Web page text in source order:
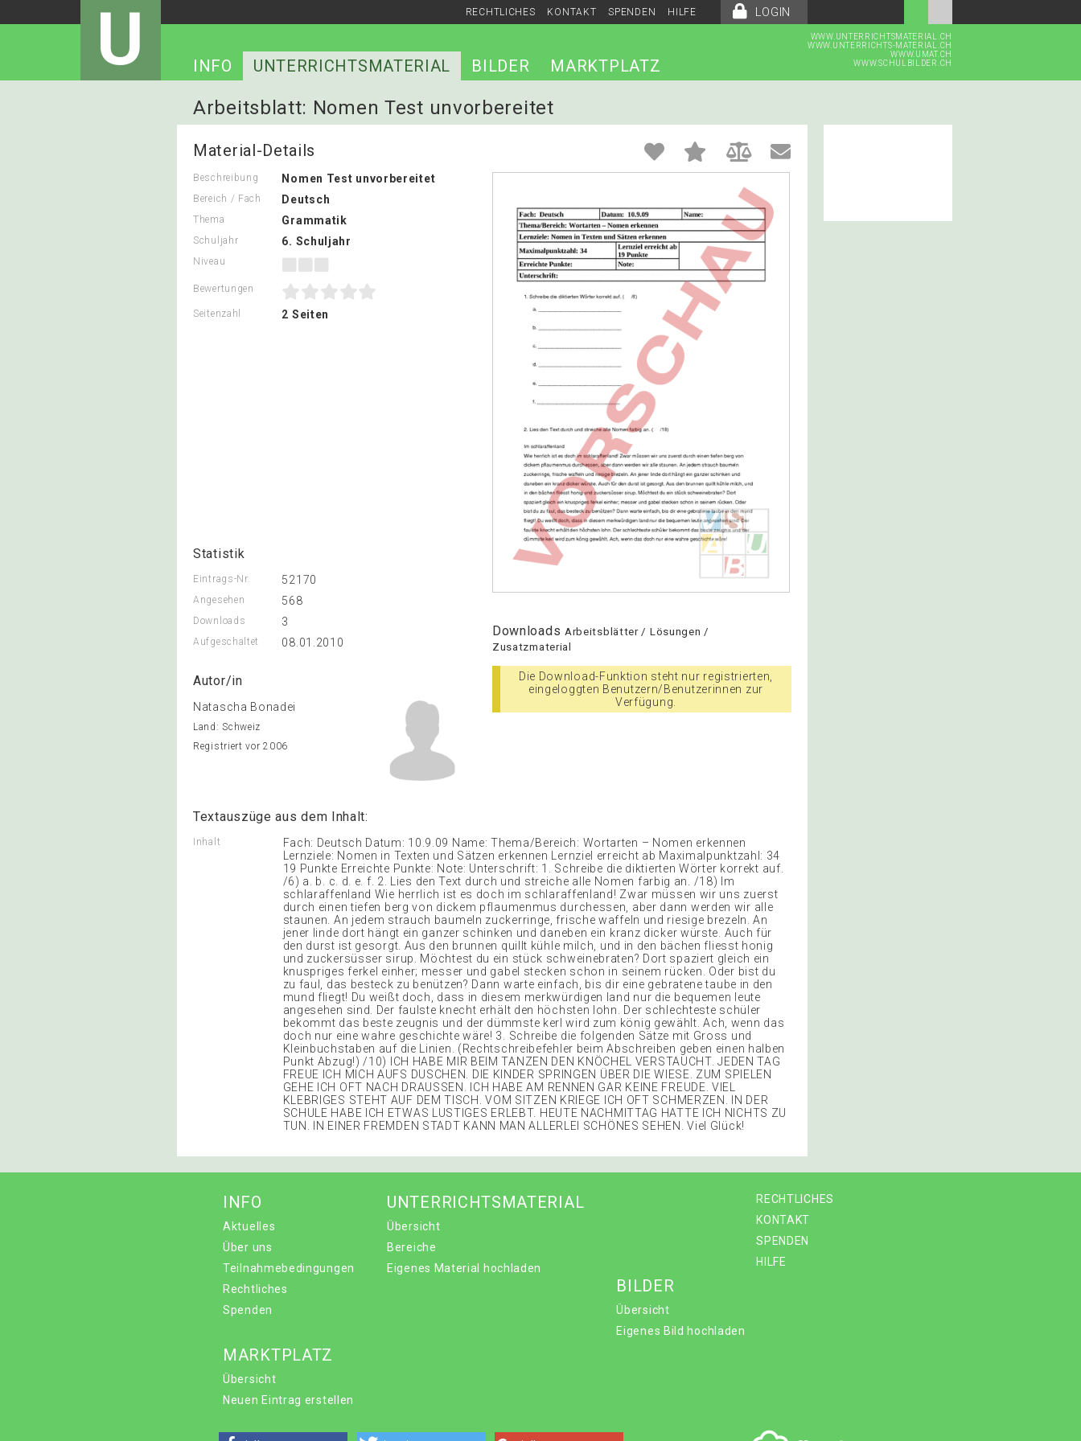
LOGIN
RECHTLICHES KONTAKT SPENDEN HILFE
U
WWW.UNTERRICHTSMATERIAL.CH
WWW.UNTERRICHTS-MATERIAL.CH
WWW.UMAT.CH
WWW.SCHULBILDER.CH
INFO UNTERRICHTSMATERIAL BILDER MARKTPLATZ
Arbeitsblatt: Nomen Test unvorbereitet
Material-Details
Beschreibung Nomen Test unvorbereitet
Bereich / Fach Deutsch
Thema Grammatik
Schuljahr 6. Schuljahr
Niveau
Bewertungen
Seitenzahl 2 Seiten
Statistik
Eintrags-Nr. 52170
Angesehen 568
Downloads 3
Aufgeschaltet 08.01.2010
Autor/in
Natascha Bonadei
Land: Schweiz
Registriert vor 2006
Downloads Arbeitsblätter / Lösungen /
Zusatzmaterial
Die Download-Funktion steht nur registrierten,
eingeloggten Benutzern/Benutzerinnen zur
Verfügung.
Textauszüge aus dem Inhalt:
Inhalt
Fach: Deutsch Datum: 10.9.09 Name: Thema/Bereich: Wortarten – Nomen erkennen
Lernziele: Nomen in Texten und Sätzen erkennen Lernziel erreicht ab Maximalpunktzahl: 34
19 Punkte Erreichte Punkte: Note: Unterschrift: 1. Schreibe die diktierten Wörter korrekt auf.
/6) a. b. c. d. e. f. 2. Lies den Text durch und streiche alle Nomen farbig an. /18) Im
schlaraffenland Wie herrlich ist es doch im schlaraffenland! Zwar müssen wir uns zuerst
durch einen tiefen berg von dickem pflaumenmus durchessen, aber dann werden wir alle
staunen. An jedem strauch baumeln zuckerringe, frische waffeln und riesige brezeln. An
jener linde dort hängt ein ganzer schinken und daneben ein kranz dicker würste. Auch für
den durst ist gesorgt. Aus den brunnen quillt kühle milch, und in den bächen fliesst honig
und zuckersüsser sirup. Möchtest du ein stück schweinebraten? Dort spaziert gleich ein
knuspriges ferkel einher; messer und gabel stecken schon in seinem rücken. Oder bist du
zu faul, das besteck zu benützen? Dann warte einfach, bis dir eine gebratene taube in den
mund fliegt! Du weißt doch, dass in diesem merkwürdigen land nur die bequemen leute
angesehen sind. Der faulste knecht erhält den höchsten lohn. Der schlechteste schüler
bekommt das beste zeugnis und der dümmste kerl wird zum könig gewählt. Ach, wenn das
doch nur eine wahre geschichte wäre! 3. Schreibe die folgenden Sätze mit Gross und
Kleinbuchstaben auf die Linien. (Rechtschreibefehler beim Abschreiben geben einen halben
Punkt Abzug!) /10) ICH HABE MIR BEIM TANZEN DEN KNÖCHEL VERSTAUCHT. JEDEN TAG
FREUE ICH MICH AUFS DUSCHEN. DIE KINDER SPRINGEN ÜBER DIE WIESE. ZUM SPIELEN
GEHE ICH OFT NACH DRAUSSEN. ICH HABE AM RENNEN GAR KEINE FREUDE. VIEL
KLEBRIGES STEHT AUF DEM TISCH. VOM SITZEN KRIEGE ICH OFT SCHMERZEN. IN DER
SCHULE HABE ICH ETWAS LUSTIGES ERLEBT. HEUTE NACHMITTAG HATTE ICH NICHTS ZU
TUN. IN EINER FREMDEN STADT KANN MAN ALLERLEI SCHÖNES SEHEN. Viel Glück!
RECHTLICHES
KONTAKT
SPENDEN
HILFE
INFO
Aktuelles
Über uns
Teilnahmebedingungen
Rechtliches
Spenden
UNTERRICHTSMATERIAL
Übersicht
Bereiche
Eigenes Material hochladen
BILDER
Übersicht
Eigenes Bild hochladen
MARKTPLATZ
Übersicht
Neuen Eintrag erstellen